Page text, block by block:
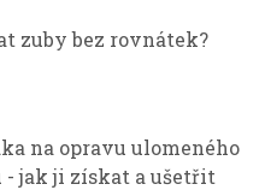
zuby bez rovnátek?
na opravu ulomeného
- jak ji získat a ušetřit